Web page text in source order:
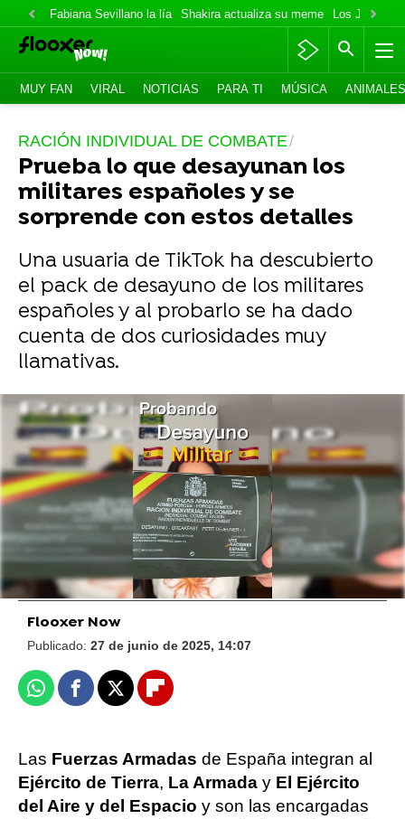
Fabiana Sevillano la lía Shakira actualiza su meme Los Jonas
MUY FAN VIRAL NOTICIAS PARA TI MÚSICA ANIMALES
RACIÓN INDIVIDUAL DE COMBATE
Prueba lo que desayunan los
militares españoles y se
sorprende con estos detalles
Una usuaria de TikTok ha descubierto
el pack de desayuno de los militares
españoles y al probarlo se ha dado
cuenta de dos curiosidades muy
llamativas.
El ejército del aire alemán cocina una
gigantesca paella y se vuelve viral por este
detalle
Flooxer Now
Publicado: 27 de junio de 2025, 14:07
WhatsappFacebook
X Flipboard
Las Fuerzas Armadas de España integran al
Ejército de Tierra, La Armada y El Ejército
del Aire y del Espacio y son las encargadas